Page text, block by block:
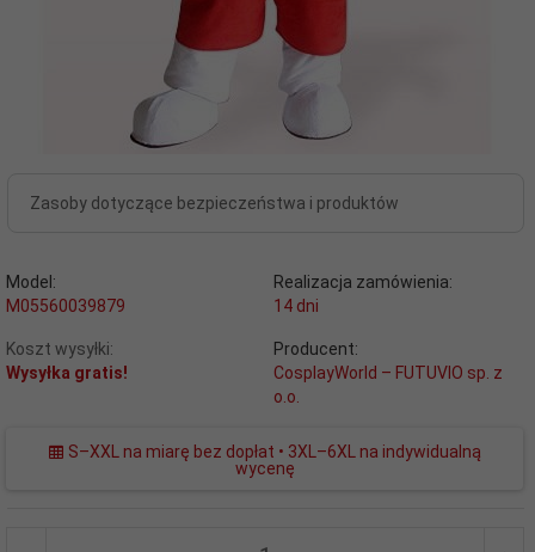
Zasoby dotyczące bezpieczeństwa i produktów
Model:
M05560039879
Realizacja zamówienia:
14 dni
Koszt wysyłki:
Wysyłka gratis!
Producent:
CosplayWorld – FUTUVIO sp. z
o.o.
S–XXL na miarę bez dopłat • 3XL–6XL na indywidualną
wycenę